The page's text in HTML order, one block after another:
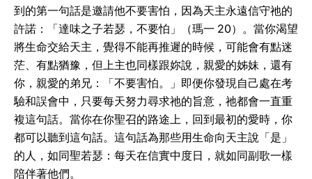
到的第一句話是邀請他不要害怕，因為天主永遠信守祂的
許諾：「達味之子若瑟，不要怕」（瑪一 20）。當你渴望
將生命交給天主，覺得不能再推遲的時候，可能會有點迷
茫、有點猶豫，但上主也同樣跟妳說，親愛的姊妹，還有
你，親愛的弟兄：「不要害怕。」即便你發現自己處在考
驗和誤會中，只要每天努力尋求祂的旨意，祂都會一直重
複這句話。當你在你聖召的路途上，回到最初的愛時，你
都可以聽到這句話。這句話為那些用生命向天主說「是」
的人，如同聖若瑟：每天在信實中度日，就如同副歌一樣
陪伴著他們。